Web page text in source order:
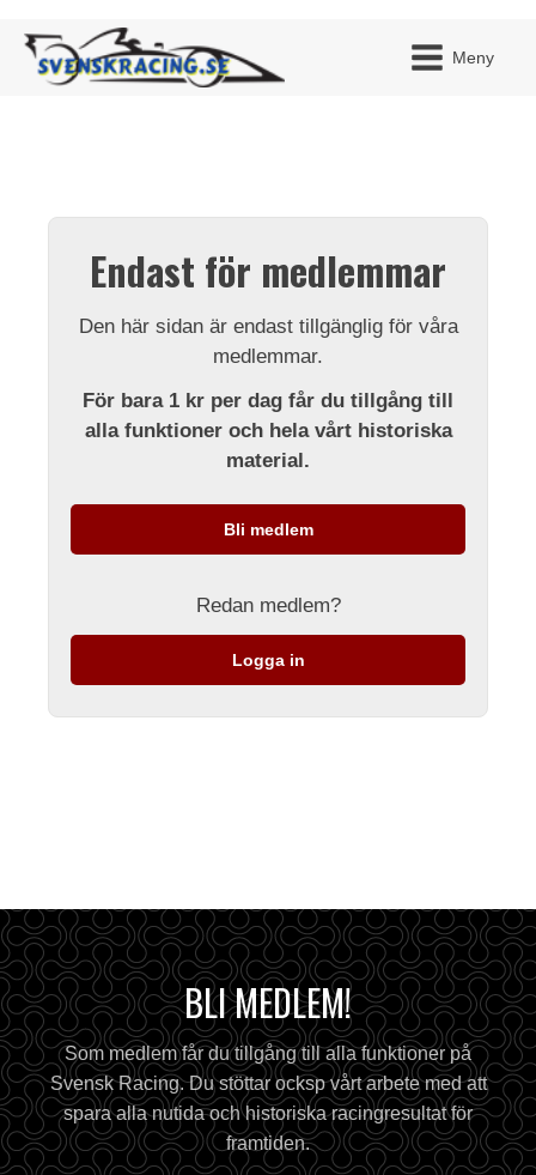
Meny
Endast för medlemmar
Den här sidan är endast tillgänglig för våra
medlemmar.
För bara 1 kr per dag får du tillgång till
alla funktioner och hela vårt historiska
material.
Bli medlem
Redan medlem?
Logga in
BLI MEDLEM!
Som medlem får du tillgång till alla funktioner på
Svensk Racing. Du stöttar ocksp vårt arbete med att
spara alla nutida och historiska racingresultat för
framtiden.